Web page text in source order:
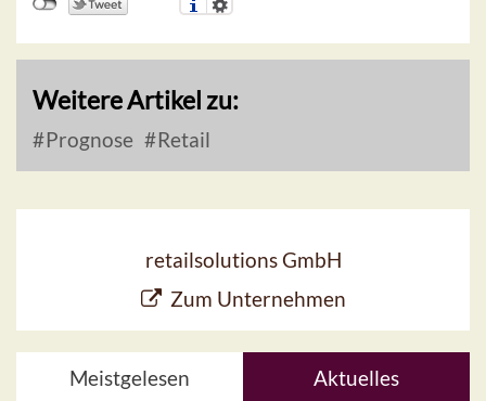
Weitere Artikel zu:
Prognose Retail
retailsolutions GmbH
Zum Unternehmen
Meistgelesen Aktuelles